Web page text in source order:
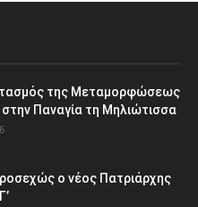
της Μεταμορφώσεως
Παναγία τη Μηλιώτισσα
ο νέος Πατριάρχης